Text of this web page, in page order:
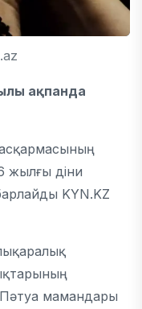
ақпанда
жылғы діни
KYN.KZ
Пәтуа мамандары